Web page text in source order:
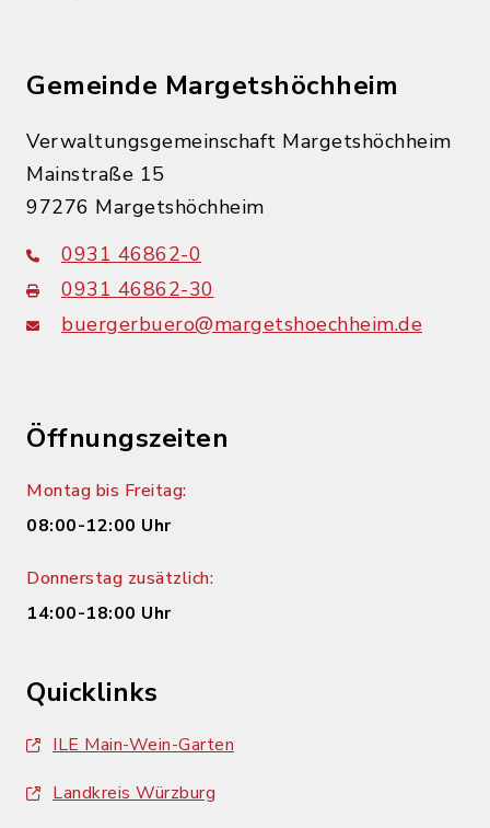
Gemeinde Margetshöchheim
Verwaltungsgemeinschaft Margetshöchheim
Mainstraße 15
97276 Margetshöchheim
0931 46862-0
0931 46862-30
buergerbuero@margetshoechheim.de
Öffnungszeiten
Montag bis Freitag:
08:00-12:00 Uhr
Donnerstag zusätzlich:
14:00-18:00 Uhr
Quicklinks
ILE Main-Wein-Garten
Landkreis Würzburg